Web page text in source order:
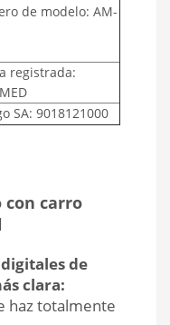
de modelo: AM-
registrada:
SA: 9018121000
con carro
de
clara:
haz totalmente